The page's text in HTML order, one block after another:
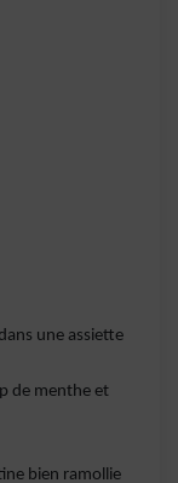
une assiette
de menthe et
bien ramollie